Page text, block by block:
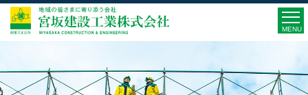
MENU